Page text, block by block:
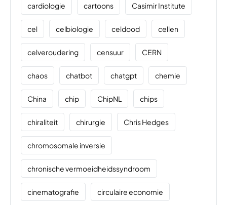
cardiologie cartoons Casimir Institute
cel celbiologie celdood cellen
celveroudering censuur CERN
chaos chatbot chatgpt chemie
China chip ChipNL chips
chiraliteit chirurgie Chris Hedges
chromosomale inversie
chronische vermoeidheidssyndroom
cinematografie circulaire economie